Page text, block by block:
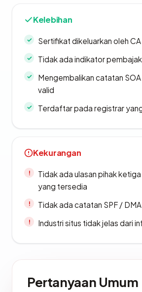
Kelebihan
Sertifikat dikeluarkan oleh
Tidak ada indikator
Mengembalikan catatan
valid
Terdaftar pada registrar
Kekurangan
Tidak ada ulasan pihak
yang tersedia
Tidak ada catatan SPF /
Industri situs tidak jelas dari
Pertanyaan Umum